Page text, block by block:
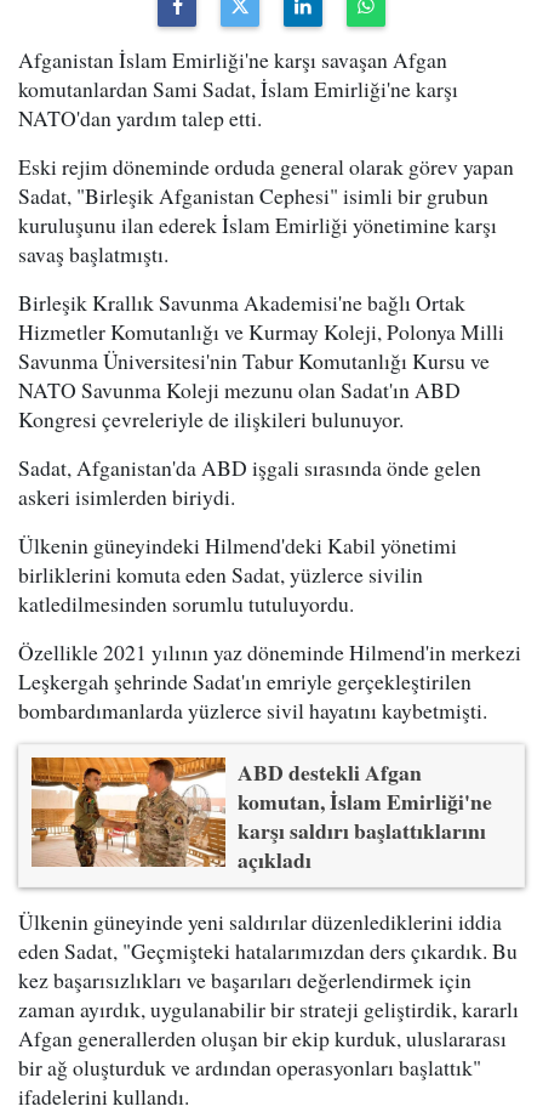
Afganistan İslam Emirliği'ne karşı savaşan Afgan
komutanlardan Sami Sadat, İslam Emirliği'ne karşı
NATO'dan yardım talep etti.
Eski rejim döneminde orduda general olarak görev yapan
Sadat, "Birleşik Afganistan Cephesi" isimli bir grubun
kuruluşunu ilan ederek İslam Emirliği yönetimine karşı
savaş başlatmıştı.
Birleşik Krallık Savunma Akademisi'ne bağlı Ortak
Hizmetler Komutanlığı ve Kurmay Koleji, Polonya Milli
Savunma Üniversitesi'nin Tabur Komutanlığı Kursu ve
NATO Savunma Koleji mezunu olan Sadat'ın ABD
Kongresi çevreleriyle de ilişkileri bulunuyor.
Sadat, Afganistan'da ABD işgali sırasında önde gelen
askeri isimlerden biriydi.
Ülkenin güneyindeki Hilmend'deki Kabil yönetimi
birliklerini komuta eden Sadat, yüzlerce sivilin
katledilmesinden sorumlu tutuluyordu.
Özellikle 2021 yılının yaz döneminde Hilmend'in merkezi
Leşkergah şehrinde Sadat'ın emriyle gerçekleştirilen
bombardımanlarda yüzlerce sivil hayatını kaybetmişti.
ABD destekli Afgan
komutan, İslam Emirliği'ne
karşı saldırı başlattıklarını
açıkladı
Ülkenin güneyinde yeni saldırılar düzenlediklerini iddia
eden Sadat, "Geçmişteki hatalarımızdan ders çıkardık. Bu
kez başarısızlıkları ve başarıları değerlendirmek için
zaman ayırdık, uygulanabilir bir strateji geliştirdik, kararlı
Afgan generallerden oluşan bir ekip kurduk, uluslararası
bir ağ oluşturduk ve ardından operasyonları başlattık"
ifadelerini kullandı.